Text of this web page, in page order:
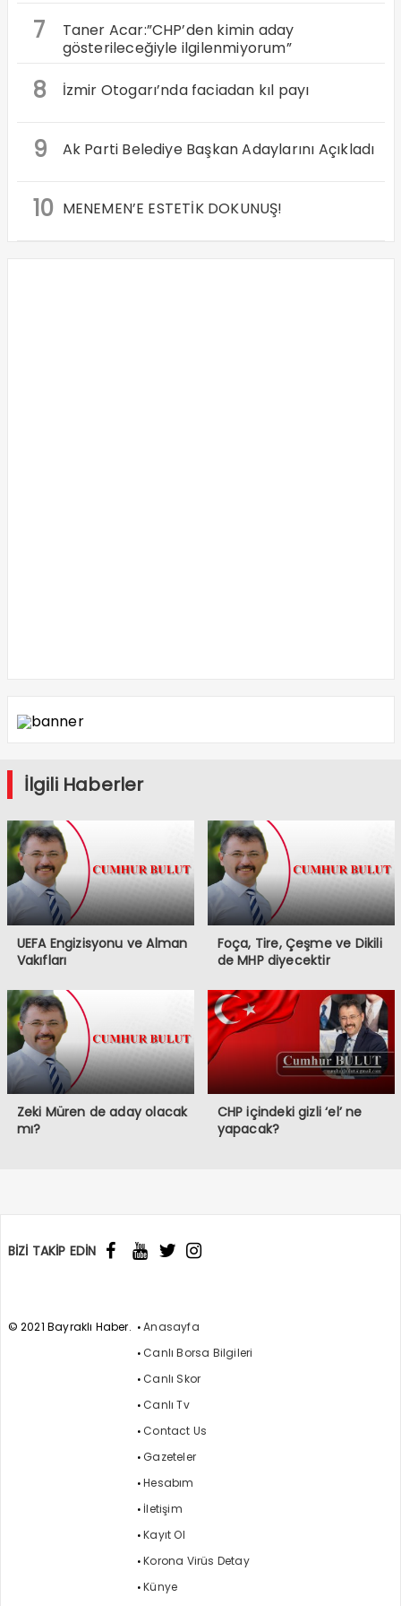
7
Taner Acar:”CHP’den kimin aday
gösterileceğiyle ilgilenmiyorum”
8 İzmir Otogarı’nda faciadan kıl payı
9 Ak Parti Belediye Başkan Adaylarını Açıkladı
10 MENEMEN’E ESTETİK DOKUNUŞ!
İlgili Haberler
UEFA Engizisyonu ve Alman
Vakıfları
Foça, Tire, Çeşme ve Dikili
de MHP diyecektir
Zeki Müren de aday olacak
mı?
CHP içindeki gizli ‘el’ ne
yapacak?
BİZİ TAKİP EDİN
© 2021 Bayraklı Haber.
Anasayfa
Canlı Borsa Bilgileri
Canlı Skor
Canlı Tv
Contact Us
Gazeteler
Hesabım
İletişim
Kayıt Ol
Korona Virüs Detay
Künye